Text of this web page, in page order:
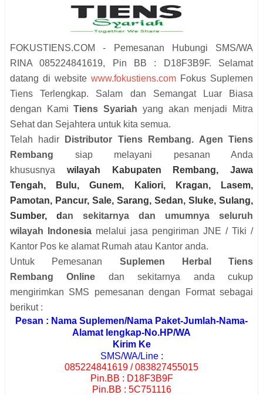
FOKUSTIENS.COM - Pemesanan Hubungi SMS/WA
RINA 085224841619, Pin BB : D18F3B9F. Selamat
datang di website www.fokustiens.com Fokus Suplemen
Tiens Terlengkap. Salam dan Semangat Luar Biasa
dengan KamiTiens Syariah yang akan menjadi Mitra
Sehat dan Sejahtera untuk kita semua.
Telah hadir
Distributor Tiens Rembang. Agen Tiens
Rembang siap melayani pesanan Anda
khususnya wilayah
Kabupaten Rembang, Jawa
Tengah, Bulu, Gunem, Kaliori, Kragan, Lasem,
Pamotan, Pancur, Sale, Sarang, Sedan, Sluke, Sulang,
Sumber, dan sekitarnya dan umumnya seluruh
wilayah Indonesia melalui jasa pengiriman JNE / Tiki /
Kantor Pos ke alamat Rumah atau Kantor anda.
Untuk Pemesanan Suplemen Herbal Tiens
Rembang Online dan sekitarnya anda cukup
mengirimkan SMS pemesanan dengan Format sebagai
berikut :
Pesan : Nama Suplemen/Nama Paket-Jumlah-Nama-
Alamat lengkap-No.HP/WA
Kirim Ke
SMS/WA/Line :
085224841619 / 083827455015
Pin.BB : D18F3B9F
Pin.BB : 5C751116